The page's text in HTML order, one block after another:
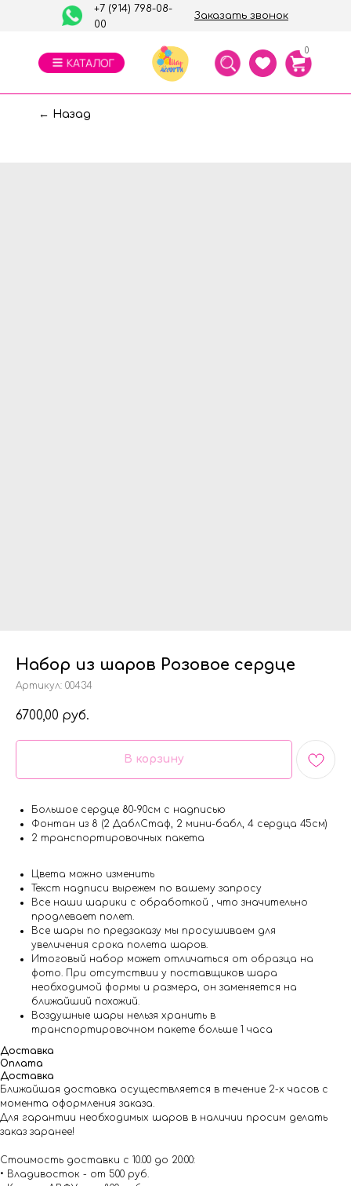
Заказать звонок
+7 (914) 798-08-
00
0
← Назад
Набор из шаров Розовое сердце
Артикул: 00434
6700,00 руб.
В корзину
Большое сердце 80-90см с надписью
Фонтан из 8 (2 ДаблСтаф, 2 мини-бабл, 4 сердца 45см)
2 транспортировочных пакета
Цвета можно изменить
Текст надписи вырежем по вашему запросу
Все наши шарики с обработкой , что значительно
продлевает полет.
Все шары по предзаказу мы просушиваем для
увеличения срока полета шаров.
Итоговый набор может отличаться от образца на
фото. При отсутствии у поставщиков шара
необходимой формы и размера, он заменяется на
ближайший похожий.
Воздушные шары нельзя хранить в
транспортировочном пакете больше 1 часа
Доставка
Оплата
Доставка
Ближайшая доставка осуществляется в течение 2-х часов с
момента оформления заказа.
Для гарантии необходимых шаров в наличии просим делать
заказ заранее!
Стоимость доставки с 10.00 до 20:00:
• Владивосток - от 500 руб.